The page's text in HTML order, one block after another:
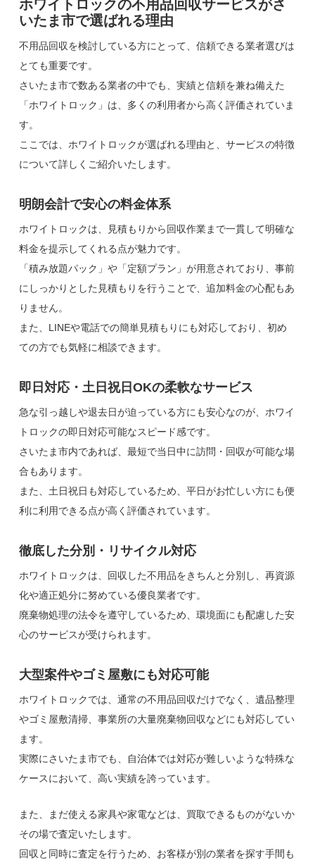
ホワイトロックの不用品回収サービスがさ
いたま市で選ばれる理由
不用品回収を検討している方にとって、信頼できる業者選びは
とても重要です。
さいたま市で数ある業者の中でも、実績と信頼を兼ね備えた
「ホワイトロック」は、多くの利用者から高く評価されていま
す。
ここでは、ホワイトロックが選ばれる理由と、サービスの特徴
について詳しくご紹介いたします。
明朗会計で安心の料金体系
ホワイトロックは、見積もりから回収作業まで一貫して明確な
料金を提示してくれる点が魅力です。
「積み放題パック」や「定額プラン」が用意されており、事前
にしっかりとした見積もりを行うことで、追加料金の心配もあ
りません。
また、LINEや電話での簡単見積もりにも対応しており、初め
ての方でも気軽に相談できます。
即日対応・土日祝日OKの柔軟なサービス
急な引っ越しや退去日が迫っている方にも安心なのが、ホワイ
トロックの即日対応可能なスピード感です。
さいたま市内であれば、最短で当日中に訪問・回収が可能な場
合もあります。
また、土日祝日も対応しているため、平日がお忙しい方にも便
利に利用できる点が高く評価されています。
徹底した分別・リサイクル対応
ホワイトロックは、回収した不用品をきちんと分別し、再資源
化や適正処分に努めている優良業者です。
廃棄物処理の法令を遵守しているため、環境面にも配慮した安
心のサービスが受けられます。
大型案件やゴミ屋敷にも対応可能
ホワイトロックでは、通常の不用品回収だけでなく、遺品整理
やゴミ屋敷清掃、事業所の大量廃棄物回収などにも対応してい
ます。
実際にさいたま市でも、自治体では対応が難しいような特殊な
ケースにおいて、高い実績を誇っています。
また、まだ使える家具や家電などは、買取できるものがないか
その場で査定いたします。
回収と同時に査定を行うため、お客様が別の業者を探す手間も